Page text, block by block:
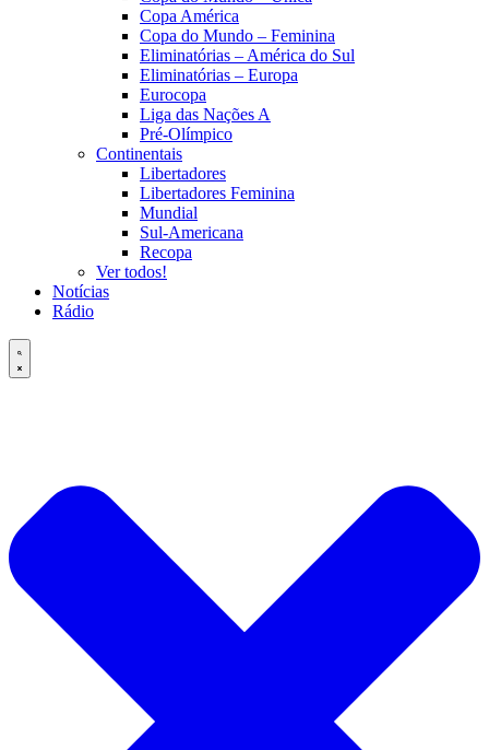
Copa América
Copa do Mundo – Feminina
Eliminatórias – América do Sul
Eliminatórias – Europa
Eurocopa
Liga das Nações A
Pré-Olímpico
Continentais
Libertadores
Libertadores Feminina
Mundial
Sul-Americana
Recopa
Ver todos!
Notícias
Rádio